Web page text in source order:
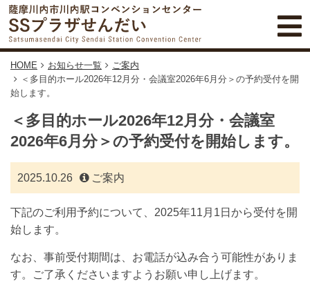
HOME お知らせ一覧
ご案内
＜多目的ホール2026年12月分・会議室2026年6月分＞の予約受付を開
始します。
＜多目的ホール2026年12月分・会議室
2026年6月分＞の予約受付を開始します。
2025.10.26 ご案内
下記のご利用予約について、2025年11月1日から受付を開
始します。
なお、事前受付期間は、お電話が込み合う可能性がありま
す。ご了承くださいますようお願い申し上げます。